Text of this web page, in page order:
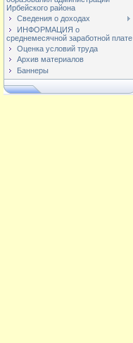
Ирбейского района
Сведения о доходах
ИНФОРМАЦИЯ о
среднемесячной заработной плате
Оценка условий труда
Архив материалов
Баннеры